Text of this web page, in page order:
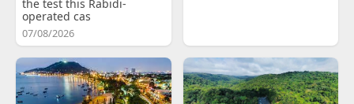
the test this Rabidi-
operated cas
07/08/2026